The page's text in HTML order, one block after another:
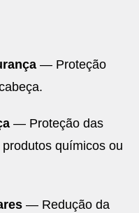
— Proteção
— Proteção das
químicos ou
— Redução da